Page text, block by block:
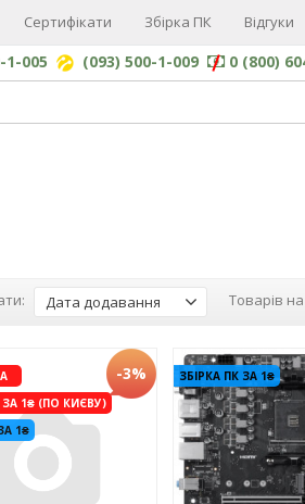
Сертифікати Збірка ПК Відгуки
1-005 (093) 500-1-009 0 (800)
Дата додавання Товарів на
1₴ (ПО КИЄВУ)
1₴
-3% ЗБІРКА ПК ЗА 1₴